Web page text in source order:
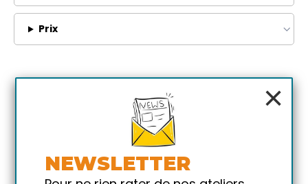
Prix
×
NEWSLETTER